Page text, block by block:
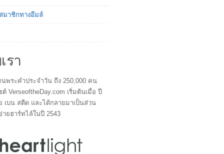
มาชิกทางอีมล์
รา
พระคำประจำวัน ถึง 250,000 คน
ต์ VerseoftheDay.com เริ่มต้นเมื่อ ปี
เบน สตีด และได้กลายมาเป็นส่วน
ยฮาร์ทไล์ในปี 2543